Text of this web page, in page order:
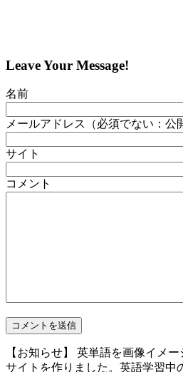
Leave Your Message!
名前
メールアドレス（必須でない：公
サイト
コメント
【お知らせ】 英単語を画像イメ
サイトを作りました。英語学習中